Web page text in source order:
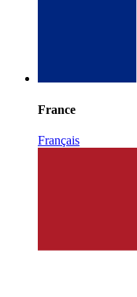
France
Français